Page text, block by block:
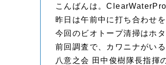
こんばんは。
昨日は午前中に打ち合わせ
今回のビオトープ清掃はホ
前回調査で、カワニナがい
八意之会 田中俊樹隊長指揮